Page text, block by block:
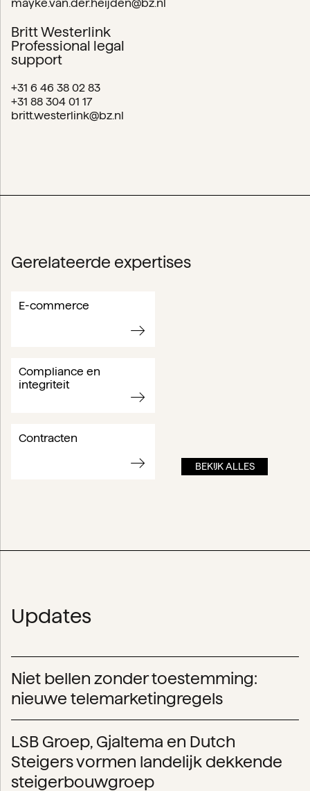
mayke.van.der.heijden@bz.nl
Britt Westerlink
Professional legal
support
+31 6 46 38 02 83
+31 88 304 01 17
britt.westerlink@bz.nl
Gerelateerde expertises
E-commerce
Compliance en
integriteit
Contracten
BEKIJK ALLES
Updates
Niet bellen zonder toestemming:
nieuwe telemarketingregels
LSB Groep, Gjaltema en Dutch
Steigers vormen landelijk dekkende
steigerbouwgroep